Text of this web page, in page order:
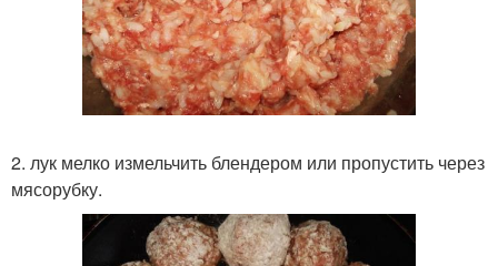
2. лук мелко измельчить блендером или пропустить через
мясорубку.